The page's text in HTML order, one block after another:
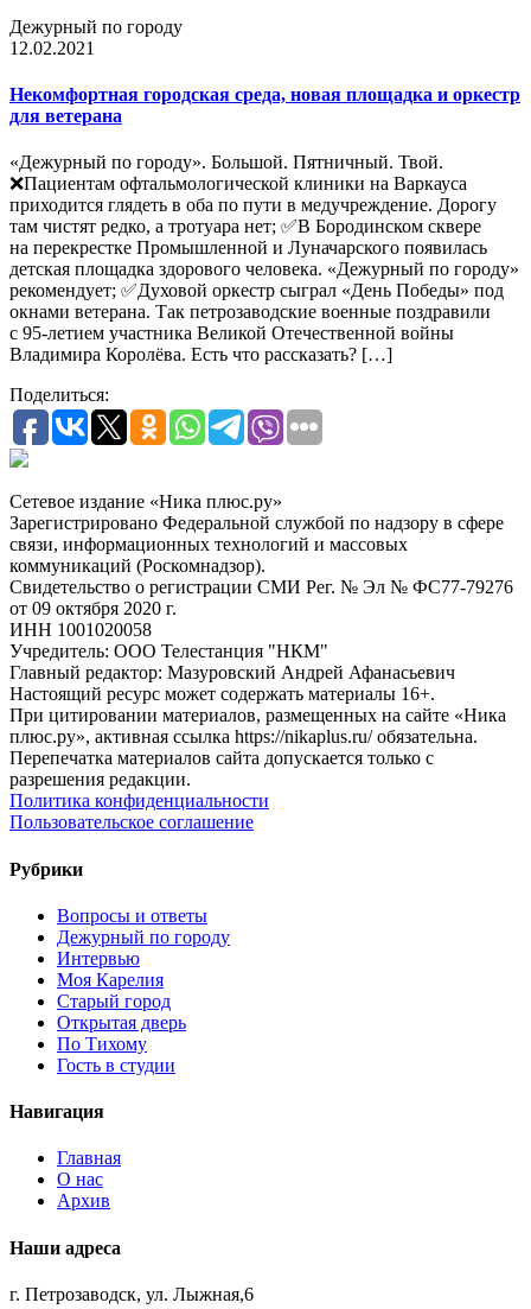
Дежурный по городу
12.02.2021
Некомфортная городская среда, новая площадка и оркестр
для ветерана
«Дежурный по городу». Большой. Пятничный. Твой.
❌Пациентам офтальмологической клиники на Варкауса
приходится глядеть в оба по пути в медучреждение. Дорогу
там чистят редко, а тротуара нет; ✅В Бородинском сквере
на перекрестке Промышленной и Луначарского появилась
детская площадка здорового человека. «Дежурный по городу»
рекомендует; ✅Духовой оркестр сыграл «День Победы» под
окнами ветерана. Так петрозаводские военные поздравили
с 95-летием участника Великой Отечественной войны
Владимира Королёва. Есть что рассказать? […]
Поделиться:
Сетевое издание «Ника плюс.ру»
Зарегистрировано Федеральной службой по надзору в сфере
связи, информационных технологий и массовых
коммуникаций (Роскомнадзор).
Свидетельство о регистрации СМИ Рег. № Эл № ФС77-79276
от 09 октября 2020 г.
ИНН 1001020058
Учредитель: ООО Телестанция "НКМ"
Главный редактор: Мазуровский Андрей Афанасьевич
Настоящий ресурс может содержать материалы 16+.
При цитировании материалов, размещенных на сайте «Ника
плюс.ру», активная ссылка https://nikaplus.ru/ обязательна.
Перепечатка материалов сайта допускается только с
разрешения редакции.
Политика конфиденциальности
Пользовательское соглашение
Рубрики
Вопросы и ответы
Дежурный по городу
Интервью
Моя Карелия
Старый город
Открытая дверь
По Тихому
Гость в студии
Навигация
Главная
О нас
Архив
Наши адреса
г. Петрозаводск, ул. Лыжная,6